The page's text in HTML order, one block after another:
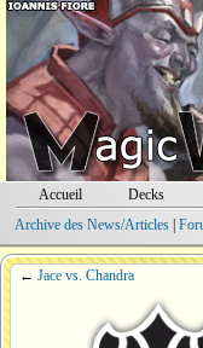
Accueil Decks
Archive des News/Articles|
← Jace vs. Chandra